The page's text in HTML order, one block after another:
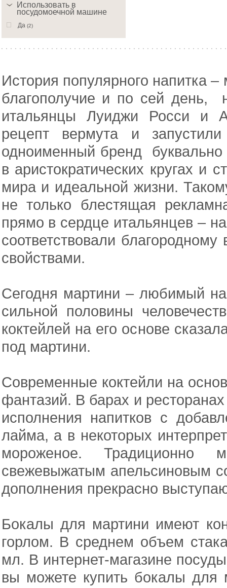
Использовать в
посудомоечной машине
Да (2)
История популярного напитка
благополучие и по сей день,
итальянцы Луиджи Росси и
рецепт вермута и
одноименный бренд
в аристократических кругах и
мира и идеальной жизни.
не только блестящая
прямо в сердце итальянцев –
соответствовали
свойствами.
Сегодня мартини – любимый
сильной половины
коктейлей на его основе
под мартини.
Современные коктейли на
фантазий. В барах и
исполнения напитков с
лайма, а в некоторых
мороженое. Традиционно
свежевыжатым апельсиновым
дополнения прекрасно
Бокалы для мартини имеют
горлом. В среднем объем
мл. В интернет-магазине
вы можете купить бокалы для